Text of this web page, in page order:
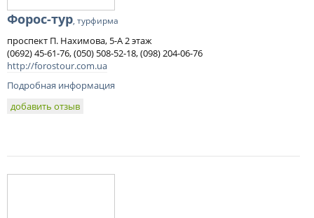
Форос-тур, турфирма
проспект П. Нахимова, 5-А 2 этаж
(0692) 45-61-76, (050) 508-52-18, (098) 204-06-76
http://forostour.com.ua
Подробная информация
добавить отзыв